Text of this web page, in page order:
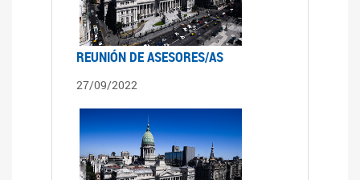
REUNIÓN DE ASESORES/AS
27/09/2022